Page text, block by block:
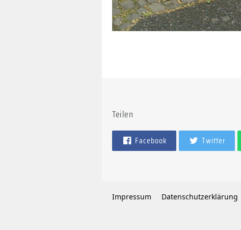
Teilen
Facebook Twitter
Impressum Datenschutzerklärung